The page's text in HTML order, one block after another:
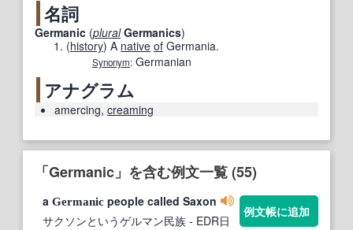
名詞
Germanic (plural Germanics)
(history) A native of Germania.
Synonym: Germanian
アナグラム
amercing, creaming
「Germanic」を含む例文一覧 (55)
a Germanic people called Saxon
サクソンというゲルマン民族 - EDR日
例文帳に追加